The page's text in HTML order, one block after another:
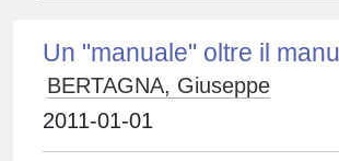
Un "manuale" oltre il
BERTAGNA, Giuseppe
2011-01-01